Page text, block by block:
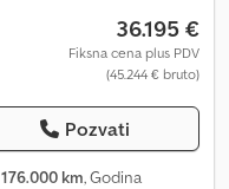
36.195 €
Fiksna cena plus PDV
(45.244 € bruto)
Pozvati
176.000 km, Godina